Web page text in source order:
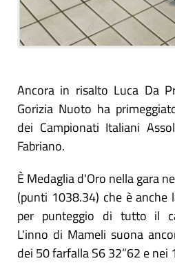
Ancora in risalto Luca Da
Gorizia Nuoto ha
dei Campionati Italiani
Fabriano.
È Medaglia d'Oro nella gara
(punti 1038.34) che è anche
per punteggio di tutto il
L'inno di Mameli suona
dei 50 farfalla S6 32”62 e nei